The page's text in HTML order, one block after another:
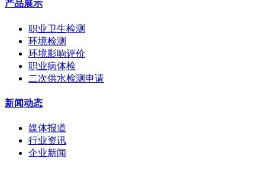
产品展示
职业卫生检测
环境检测
环境影响评价
职业病体检
二次供水检测申请
新闻动态
媒体报道
行业资讯
企业新闻